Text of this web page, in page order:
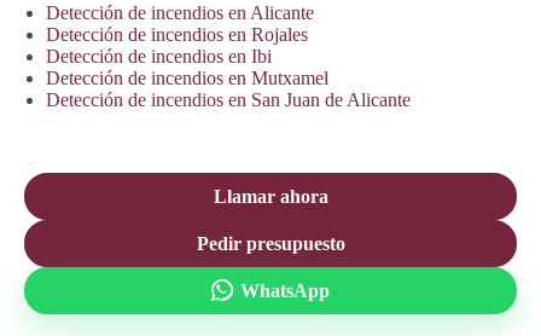
Detección de incendios en Alicante
Detección de incendios en Rojales
Detección de incendios en Ibi
Detección de incendios en Mutxamel
Detección de incendios en San Juan de Alicante
Llamar ahora
Pedir presupuesto
WhatsApp